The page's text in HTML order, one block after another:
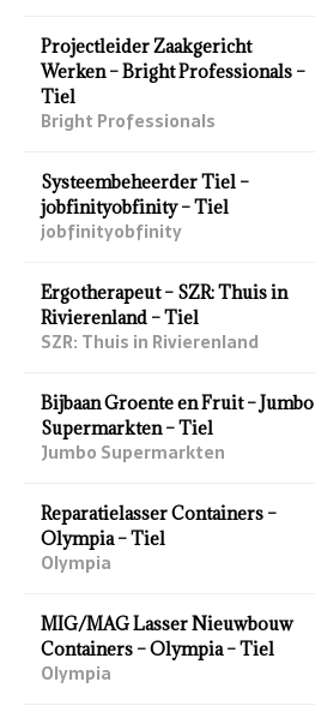
Projectleider Zaakgericht
Werken – Bright Professionals –
Tiel
Bright Professionals
Systeembeheerder Tiel –
jobfinityobfinity – Tiel
jobfinityobfinity
Ergotherapeut – SZR: Thuis in
Rivierenland – Tiel
SZR: Thuis in Rivierenland
Bijbaan Groente en Fruit – Jumbo
Supermarkten – Tiel
Jumbo Supermarkten
Reparatielasser Containers –
Olympia – Tiel
Olympia
MIG/MAG Lasser Nieuwbouw
Containers – Olympia – Tiel
Olympia